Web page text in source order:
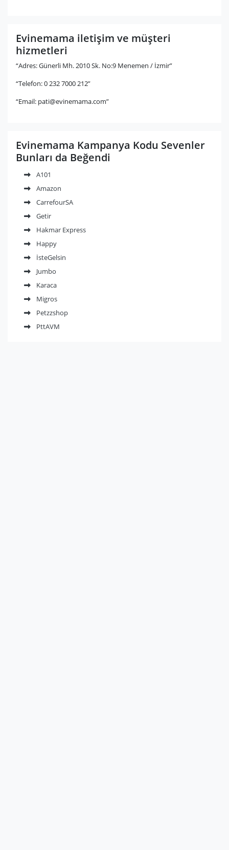
Evinemama iletişim ve müşteri
hizmetleri
“Adres: Günerli Mh. 2010 Sk. No:9 Menemen / İzmir”
“Telefon: 0 232 7000 212”
“Email: pati@evinemama.com”
Evinemama Kampanya Kodu Sevenler
Bunları da Beğendi
A101
Amazon
CarrefourSA
Getir
Hakmar Express
Happy
İsteGelsin
Jumbo
Karaca
Migros
Petzzshop
PttAVM